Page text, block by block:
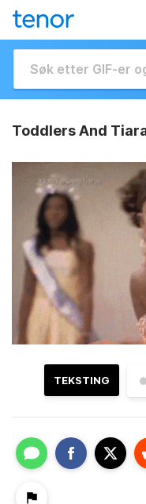
Toddlers And
TEKSTING